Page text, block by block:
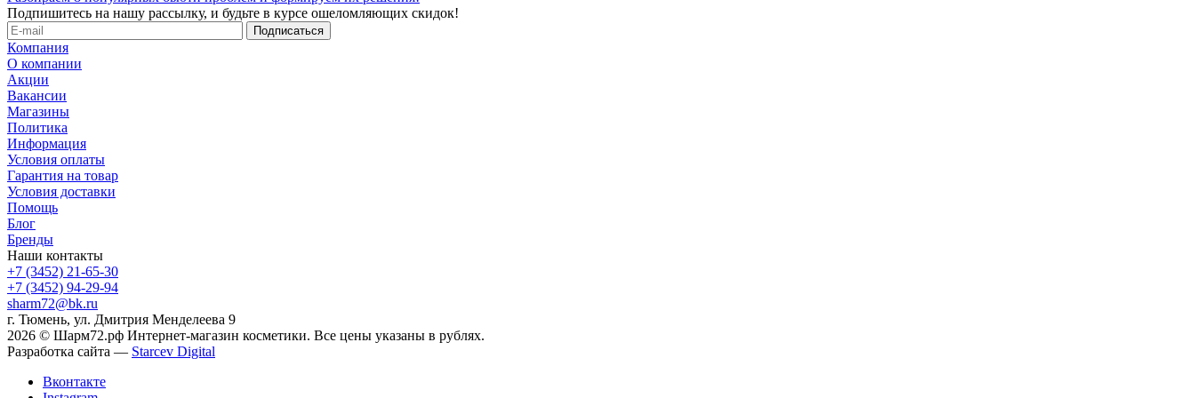
Подпишитесь на нашу рассылку, и будьте в курсе ошеломляющих скидок!
Компания
О компании
Акции
Вакансии
Магазины
Политика
Информация
Условия оплаты
Гарантия на товар
Условия доставки
Помощь
Блог
Бренды
Наши контакты
+7 (3452) 21-65-30
+7 (3452) 94-29-94
sharm72@bk.ru
г. Тюмень, ул. Дмитрия Менделеева 9
2026 © Шарм72.рф Интернет-магазин косметики. Все цены указаны в рублях.
Разработка сайта — Starcev Digital
Вконтакте